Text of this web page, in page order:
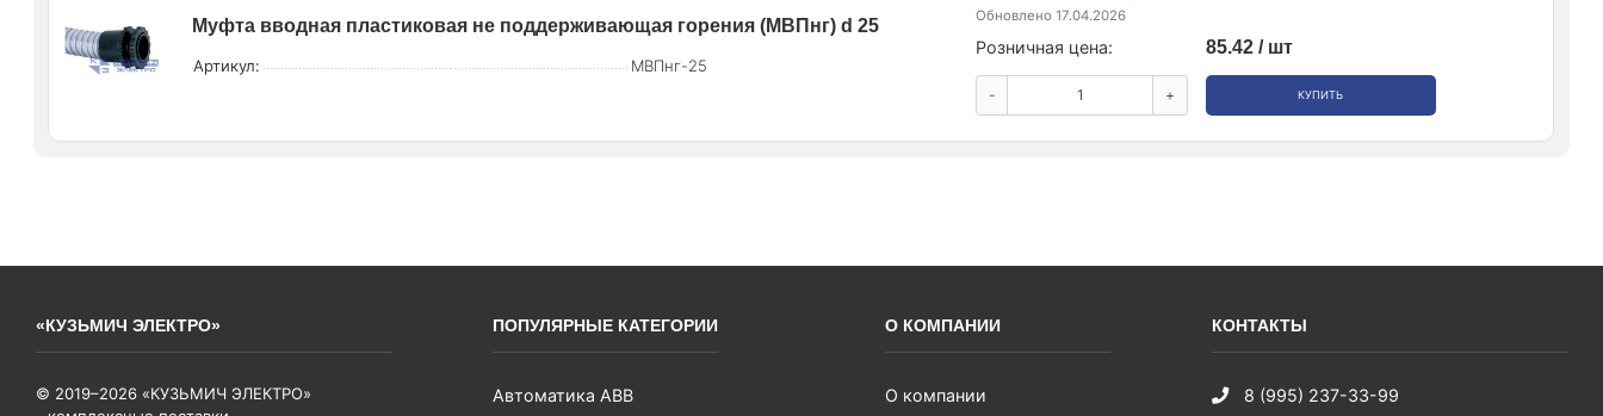
Муфта вводная пластиковая не поддерживающая горения (МВПнг) d 25
Артикул: МВПнг-25
Обновлено 17.04.2026
Розничная цена: 85.42 / шт
- + КУПИТЬ
«КУЗЬМИЧ ЭЛЕКТРО»
© 2019–2026 «КУЗЬМИЧ ЭЛЕКТРО»
ПОПУЛЯРНЫЕ КАТЕГОРИИ
Автоматика ABB
О КОМПАНИИ
О компании
КОНТАКТЫ
8 (995) 237-33-99